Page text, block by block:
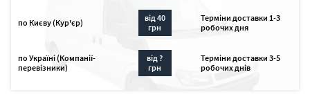
по Києву (Кур'єр)
від 40
грн
Терміни доставки 1-3
робочих дня
по Україні (Компанії-
перевізники)
від ?
грн
Терміни доставки 3-5
робочих днів